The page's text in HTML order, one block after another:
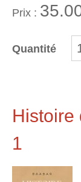
Prix :
Quantité
Histoire
1